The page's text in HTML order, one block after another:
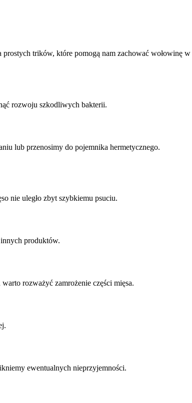
trików, które pomogą nam zachować wołowinę w
rozwoju szkodliwych bakterii.
lub przenosimy do pojemnika hermetycznego.
nie uległo zbyt szybkiemu psuciu.
produktów.
rozważyć zamrożenie części mięsa.
ewentualnych nieprzyjemności.